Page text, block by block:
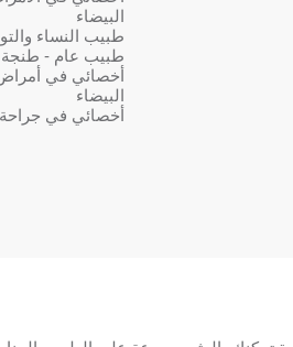
البيضاء
طبيب النساء
طبيب عام - طنجة
أخصائي في أمراض
البيضاء
أخصائي في جراحة